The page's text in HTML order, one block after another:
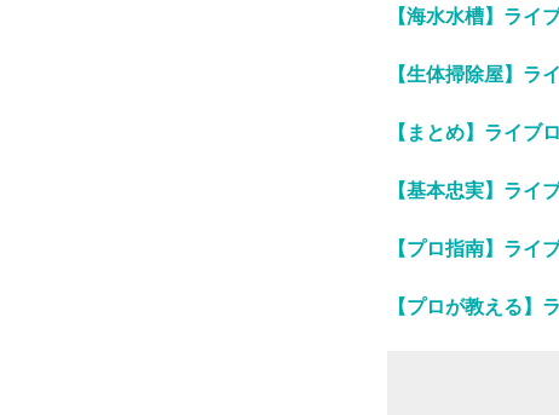
【海水水槽】ライ
【生体掃除屋】ラ
【まとめ】ライブ
【基本忠実】ライ
【プロ指南】ライ
【プロが教える】